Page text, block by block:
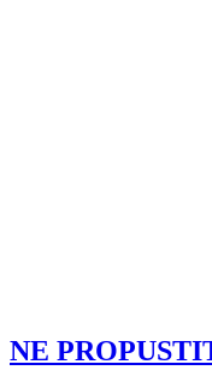
NE